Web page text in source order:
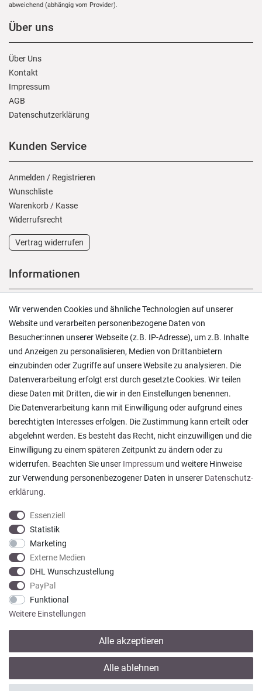
abweichend (abhängig vom Provider).
Über uns
Über Uns
Kontakt
Impressum
AGB
Daten­schutz­erklärung
Kunden Service
Anmelden / Registrieren
Wunschliste
Warenkorb / Kasse
Widerrufs­recht
Vertrag widerrufen
Informationen
Versand und Zahlung
Rücksendungen
Lieferung in die Schweiz
Pflegesymbole
Lagerverkauf
Ratgeber & News
Ein einfach toller Service - prompte Lieferung und
sogar mit Pflegehinweis!
Datum der Veröffentlichung: 05.08.2026
Datum der Kauferfahrung: 29.07.2026
922 Bewertungen
Wir verwenden Cookies und ähnliche Technologien auf unserer
Website und verarbeiten personenbezogene Daten von
Besucher:innen unserer Webseite (z.B. IP-Adresse), um z.B. Inhalte
und Anzeigen zu personalisieren, Medien von Drittanbietern
einzubinden oder Zugriffe auf unsere Website zu analysieren. Die
Datenverarbeitung erfolgt erst durch gesetzte Cookies. Wir teilen
diese Daten mit Dritten, die wir in den Einstellungen benennen.
Die Datenverarbeitung kann mit Einwilligung oder aufgrund eines
berechtigten Interesses erfolgen. Die Zustimmung kann erteilt oder
abgelehnt werden. Es besteht das Recht, nicht einzuwilligen und die
Einwilligung zu einem späteren Zeitpunkt zu ändern oder zu
widerrufen. Beachten Sie unser Impressum und weitere Hinweise
zur Verwendung personenbezogener Daten in unserer Daten­schutz­
erklärung.
Essenziell
Statistik
Marketing
Externe Medien
DHL Wunschzustellung
PayPal
Funktional
Weitere Einstellungen
Alle akzeptieren
Alle ablehnen
* Alle Preise verstehen sich inkl. gesetzl. MwSt. zzgl.
© copyright 2013-2026 Wohntextilien4You GmbH / Alle Rechte vorbehalten /